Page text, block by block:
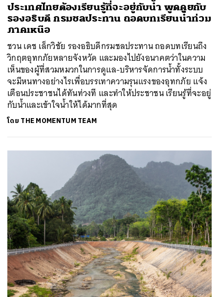
ประเทศไทยต้องเรียนรู้ที่จะอยู่กับน้ำ พูดคุยกับ
รองอธิบดี กรมชลประทาน ถอดบทเรียนน้ำท่วม
ภาคเหนือ
ชวน เดช เล็กวิชัย รองอธิบดีกรมชลประทาน ถอดบทเรียนถึง
วิกฤตอุทกภัยหลายจังหวัด และมองไปยังอนาคตว่าในความ
เห็นของผู้ที่สวมหมวกในการดูแล-บริหารจัดการน้ำทั้งระบบ
จะมีหนทางอย่างไรเพื่อบรรเทาความรุนแรงของอุทกภัย แจ้ง
เตือนประชาชนได้ทันท่วงที และทำให้ประชาชน เรียนรู้ที่จะอยู่
กับน้ำและเข้าใจน้ำให้ได้มากที่สุด
โดย THE MOMENTUM TEAM